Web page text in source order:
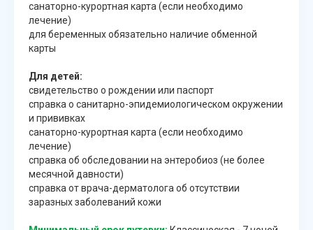
санаторно-курортная карта (если необходимо
лечение)
для беременных обязательно наличие обменной
карты
Для детей:
свидетельство о рождении или паспорт
справка о санитарно-эпидемиологическом окружении
и прививках
санаторно-курортная карта (если необходимо
лечение)
справка об обследовании на энтеробиоз (не более
месячной давности)
справка от врача-дерматолога об отсутствии
заразных заболеваний кожи